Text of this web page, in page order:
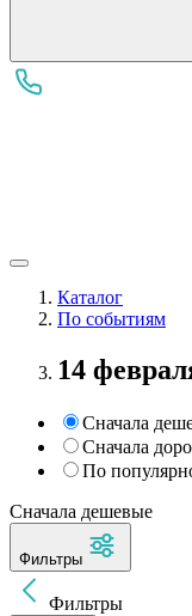
Каталог
По событиям
14
Сначала
Сначала
По
Сначала дешевые
Фильтры
Фильтры